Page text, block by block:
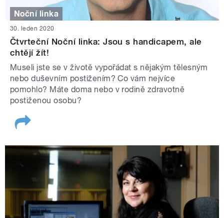
Noční linka
30. leden 2020
Čtvrteční Noční linka: Jsou s handicapem, ale
chtějí žít!
Museli jste se v životě vypořádat s nějakým tělesným
nebo duševním postižením? Co vám nejvíce
pomohlo? Máte doma nebo v rodině zdravotně
postiženou osobu?